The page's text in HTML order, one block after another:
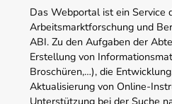
Das Webportal ist ein Service
Arbeitsmarktforschung und
ABI. Zu den Aufgaben der
Erstellung von
Broschüren,…), die
Aktualisierung von Online-
Unterstützung bei der Suche